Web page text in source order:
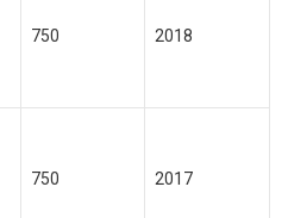
750 2018
750 2017